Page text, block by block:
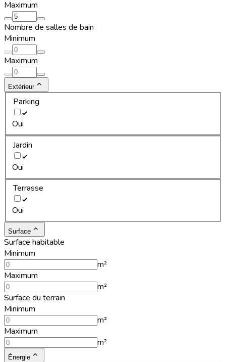
Maximum
Nombre de salles de bain
Minimum
Maximum
Extérieur
Parking
Oui
Jardin
Oui
Terrasse
Oui
Surface
Surface habitable
Minimum
m²
Maximum
m²
Surface du terrain
Minimum
m²
Maximum
m²
Énergie